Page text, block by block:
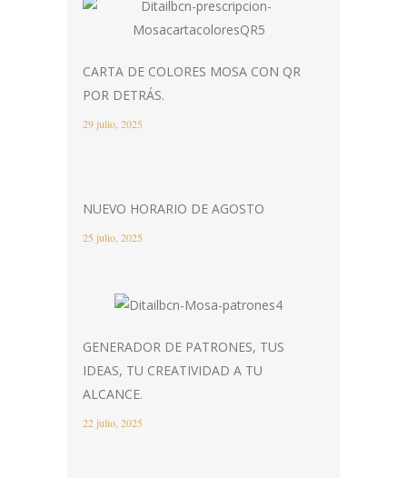
CARTA DE COLORES MOSA CON QR
POR DETRÁS.
29 julio, 2025
NUEVO HORARIO DE AGOSTO
25 julio, 2025
GENERADOR DE PATRONES, TUS
IDEAS, TU CREATIVIDAD A TU
ALCANCE.
22 julio, 2025